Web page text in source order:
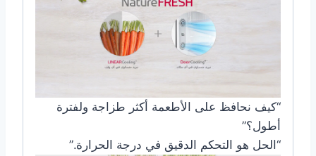
“كيف نحافظ على الأطعمة أكثر طزاجة ولفترة
أطول؟”
“الحل هو التحكم الدقيق في درجة الحرارة.”